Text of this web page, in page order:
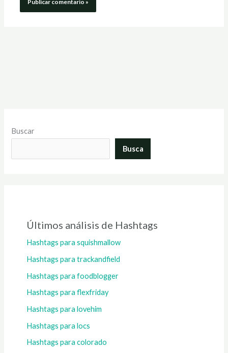
Buscar
Busca
Últimos análisis de Hashtags
Hashtags para squishmallow
Hashtags para trackandfield
Hashtags para foodblogger
Hashtags para flexfriday
Hashtags para lovehim
Hashtags para locs
Hashtags para colorado